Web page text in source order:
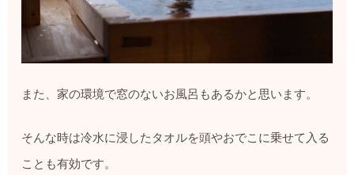
また、家の環境で窓のないお風呂もあるかと思います。
そんな時は冷水に浸したタオルを頭やおでこに乗せて入る
ことも有効です。